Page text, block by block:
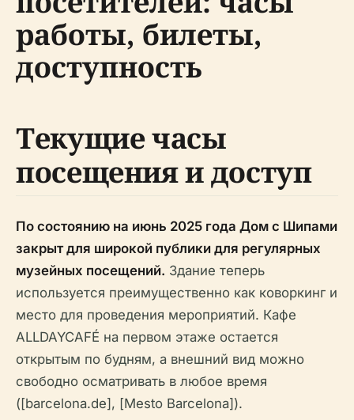
работы, билеты,
доступность
Текущие часы
посещения и доступ
По состоянию на июнь 2025 года Дом с Шипами
закрыт для широкой публики для регулярных
музейных посещений. Здание теперь
используется преимущественно как коворкинг и
место для проведения мероприятий. Кафе
ALLDAYCAFÉ на первом этаже остается
открытым по будням, а внешний вид можно
свободно осматривать в любое время
([barcelona.de], [Mesto Barcelona]).